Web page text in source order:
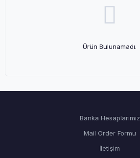
Ürün Bulunamadı.
Banka Hesaplarımız
Mail Order Formu
İletişim